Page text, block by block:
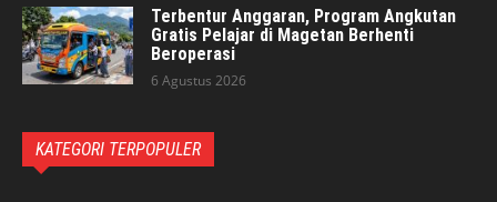
Terbentur Anggaran, Program Angkutan
Gratis Pelajar di Magetan Berhenti
Beroperasi
6 Agustus 2026
KATEGORI TERPOPULER